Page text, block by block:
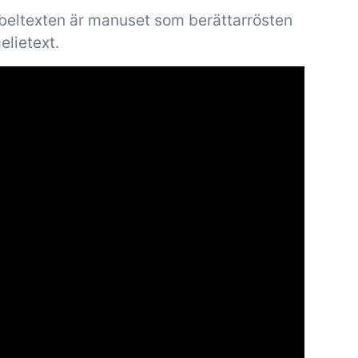
är manuset som berättarrösten